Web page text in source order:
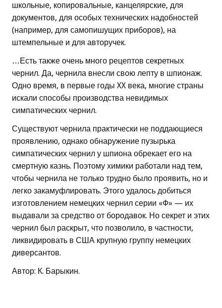
школьные, копировальные, канцелярские, для
документов, для особых технических надобностей
(например, для самопишущих приборов), на
штемпельные и для авторучек.
…Есть также очень много рецептов секретных
чернил. Да, чернила внесли свою лепту в шпионаж.
Одно время, в первые годы XX века, многие страны
искали способы производства невидимых
симпатических чернил.
Существуют чернила практически не поддающиеся
проявлению, однако обнаружение пузырька
симпатических чернил у шпиона обрекает его на
смертную казнь. Поэтому химики работали над тем,
чтобы чернила не только трудно было проявить, но и
легко закамуфлировать. Этого удалось добиться
изготовлением немецких чернил серии «Ф» — их
выдавали за средство от бородавок. Но секрет и этих
чернил был раскрыт, что позволило, в частности,
ликвидировать в США крупную группу немецких
диверсантов.
Автор: К. Барыкин.